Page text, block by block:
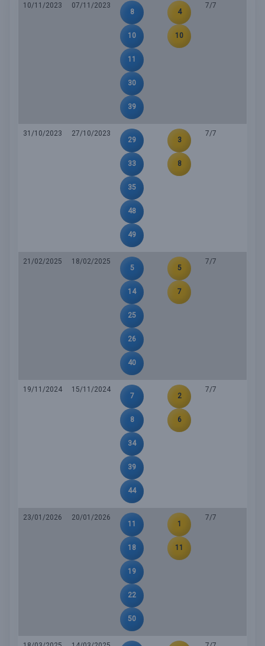
10/11/2023
07/11/2023
8
10
11
30
39
4
10
7/7
31/10/2023
27/10/2023
29
33
35
48
49
3
8
7/7
21/02/2025
18/02/2025
5
14
25
26
40
5
7
7/7
19/11/2024
15/11/2024
7
8
34
39
44
2
6
7/7
23/01/2026
20/01/2026
11
18
19
22
50
1
11
7/7